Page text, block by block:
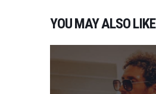
YOU MAY ALSO LIKE